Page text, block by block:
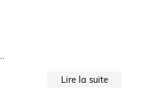
Lire la suite